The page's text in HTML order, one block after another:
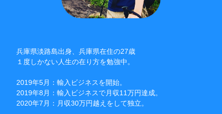
兵庫県淡路島出身、兵庫県在住の27歳
１度しかない人生の在り方を勉強中。
2019年5月：輸入ビジネスを開始。
2019年8月：輸入ビジネスで月収11万円達成。
2020年7月：月収30万円越えをして独立。